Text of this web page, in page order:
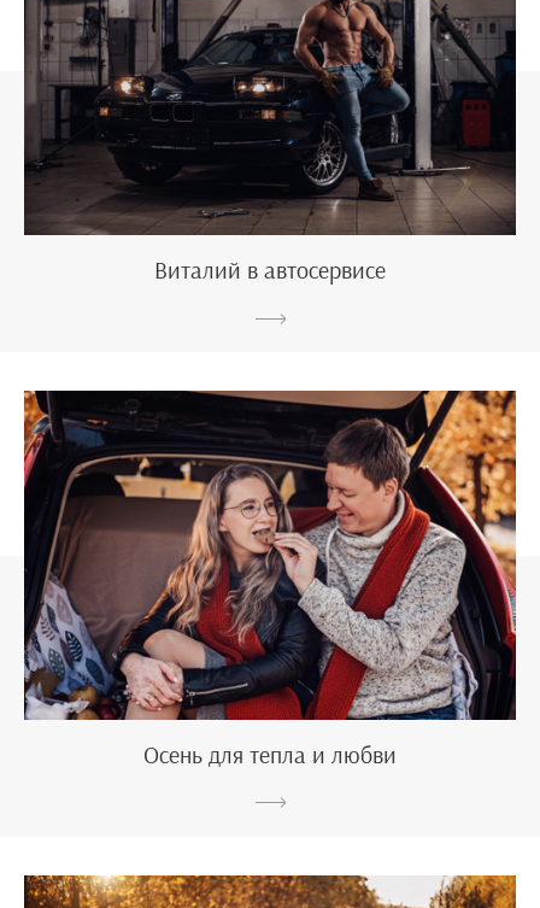
Виталий в автосервисе
Осень для тепла и любви